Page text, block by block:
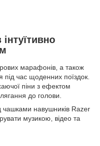
марафонів, а також
час щоденних поїздок.
піни з ефектом
до голови.
чашками навушників Razer
музикою, відео та